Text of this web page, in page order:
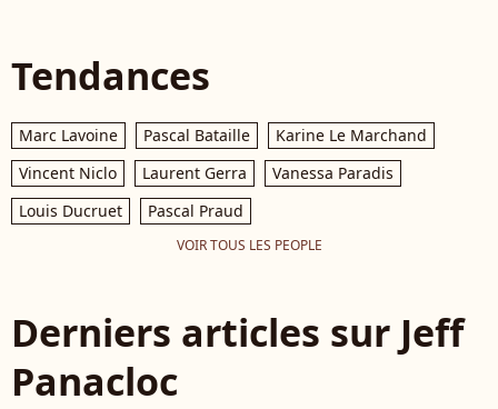
Tendances
Marc Lavoine Pascal Bataille
Karine Le Marchand
Vincent Niclo
Laurent Gerra
Vanessa Paradis
Louis Ducruet
Pascal Praud
VOIR TOUS LES PEOPLE
Derniers articles sur Jeff
Panacloc